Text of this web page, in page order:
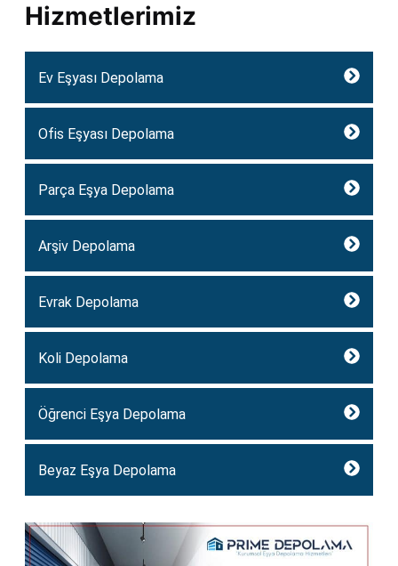
Hizmetlerimiz
Ev Eşyası Depolama
Ofis Eşyası Depolama
Parça Eşya Depolama
Arşiv Depolama
Evrak Depolama
Koli Depolama
Öğrenci Eşya Depolama
Beyaz Eşya Depolama